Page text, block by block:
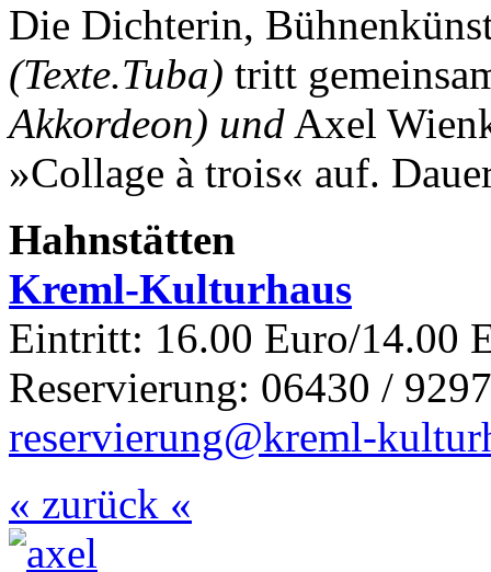
Die Dichterin,
(Texte.Tuba) tritt
Akkordeon) und Axel
»Collage à trois« auf.
Hahnstätten
Kreml-Kulturhaus
Eintritt: 16.00 Euro/14.00
Reservierung: 06430 /
reservierung@kreml-
« zurück «